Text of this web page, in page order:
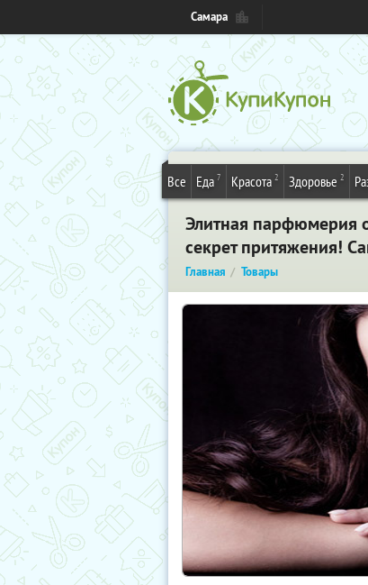
Самара
Все Еда 7 Красота 2 Здоровье 2
Элитная парфюмерия
секрет притяжения!
Главная Товары